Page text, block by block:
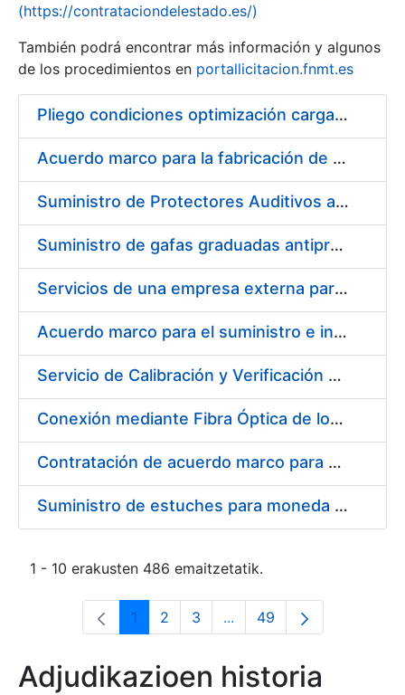
Erakutsi/Ezkutatu
(https://contrataciondelestado.es/)
También podrá encontrar más información y algunos
de los procedimientos en portallicitacion.fnmt.es
Pliego condiciones optimización cargas compras firmado
Acuerdo marco para la fabricación de piezas
Suministro de Protectores Auditivos a medida para las personas trabajadoras de los Centros de Trabajo de Madrid y Burgos
Suministro de gafas graduadas antiproyecciones para los trabajadores de la FNMT-RCM en los centros de trabajo de Madrid y Burgos
Servicios de una empresa externa para el asesoramiento y resolución de los recursos de alzada que se presentan relacionados con procesos de selección para la FNMT-RCM
Acuerdo marco para el suministro e instalación de persianas, estores y otros complementos
Servicio de Calibración y Verificación Externa de los Equipos de Medición del Servicio de Prevención de la FNMT-RCM
Conexión mediante Fibra Óptica de los Centros de Proceso de Datos (CPDs) de las sedes de la FNMT-RCM de Burgos y Madrid
Contratación de acuerdo marco para el Suministro de Material de Electricidad para la Fábrica Nacional de Moneda y Timbre-Real Casa de la Moneda en su centro de trabajo de Burgos
Suministro de estuches para moneda de 30 €
1 - 10 erakusten 486 emaitzetatik.
Orrialdea
1 Orrialdea
2 Orrialdea
3 ...Intermediate Pages Use
Orrialdea
49
Adjudikazioen historia